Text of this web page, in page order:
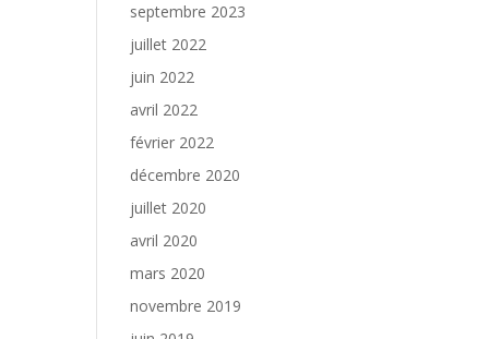
septembre 2023
juillet 2022
juin 2022
avril 2022
février 2022
décembre 2020
juillet 2020
avril 2020
mars 2020
novembre 2019